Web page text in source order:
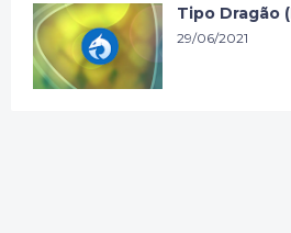
Tipo Dragão
29/06/2021